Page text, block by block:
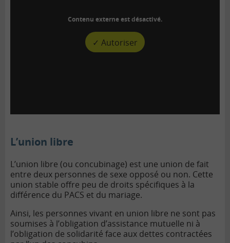
Contenu externe est désactivé.
✓ Autoriser
L’union libre
L’union libre (ou concubinage) est une union de fait
entre deux personnes de sexe opposé ou non. Cette
union stable offre peu de droits spécifiques à la
différence du PACS et du mariage.
Ainsi, les personnes vivant en union libre ne sont pas
soumises à l’obligation d’assistance mutuelle ni à
l’obligation de solidarité face aux dettes contractées